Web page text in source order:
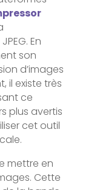
En
son
d’images
il existe très
ce
plus avertis
cet outil
mettre en
Cette